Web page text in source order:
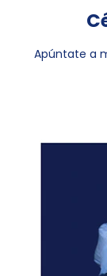
Apúntate a